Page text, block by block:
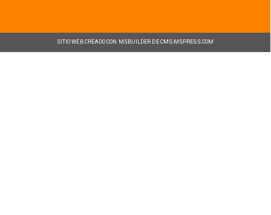
SITIO WEB CREADO CON MSBUILDER DE CMS-MSPRESS.COM